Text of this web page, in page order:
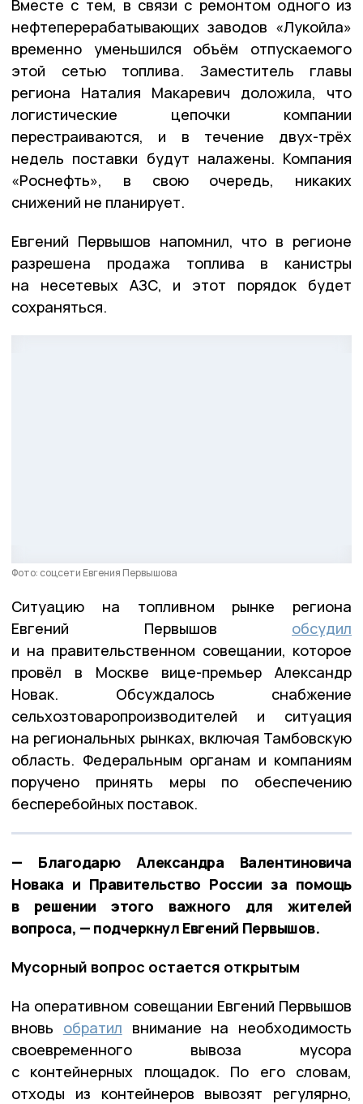
Вместе с тем, в связи с ремонтом одного из
нефтеперерабатывающих заводов «Лукойла»
временно уменьшился объём отпускаемого
этой сетью топлива. Заместитель главы
региона Наталия Макаревич доложила, что
логистические цепочки компании
перестраиваются, и в течение двух-трёх
недель поставки будут налажены. Компания
«Роснефть», в свою очередь, никаких
снижений не планирует.
Евгений Первышов напомнил, что в регионе
разрешена продажа топлива в канистры
на несетевых АЗС, и этот порядок будет
сохраняться.
Фото: соцсети Евгения Первышова
Ситуацию на топливном рынке региона
Евгений Первышов обсудил
и на правительственном совещании, которое
провёл в Москве вице-премьер Александр
Новак. Обсуждалось снабжение
сельхозтоваропроизводителей и ситуация
на региональных рынках, включая Тамбовскую
область. Федеральным органам и компаниям
поручено принять меры по обеспечению
бесперебойных поставок.
— Благодарю Александра Валентиновича
Новака и Правительство России за помощь
в решении этого важного для жителей
вопроса, — подчеркнул Евгений Первышов.
Мусорный вопрос остается открытым
На оперативном совещании Евгений Первышов
вновь обратил внимание на необходимость
своевременного вывоза мусора
с контейнерных площадок. По его словам,
отходы из контейнеров вывозят регулярно,